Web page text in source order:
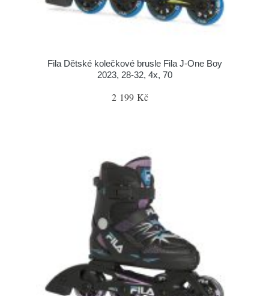
Fila Dětské kolečkové brusle Fila J-One Boy
2023, 28-32, 4x, 70
2 199 Kč